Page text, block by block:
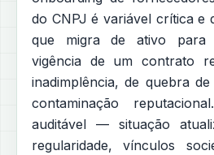
do CNPJ é variável crítica e
que migra de ativo para
vigência de um contrato
inadimplência, de quebra
contaminação
auditável — situação
regularidade, vínculos